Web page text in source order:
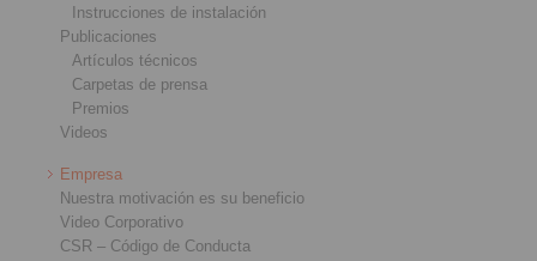
Instrucciones de instalación
Publicaciones
Artículos técnicos
Carpetas de prensa
Premios
Videos
Empresa
Nuestra motivación es su beneficio
Video Corporativo
CSR – Código de Conducta